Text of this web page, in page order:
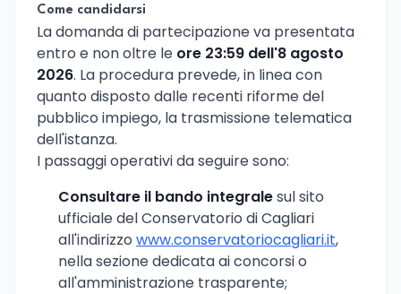
Come candidarsi
La domanda di partecipazione va presentata
entro e non oltre le ore 23:59 dell'8 agosto
2026. La procedura prevede, in linea con
quanto disposto dalle recenti riforme del
pubblico impiego, la trasmissione telematica
dell'istanza.
I passaggi operativi da seguire sono:
Consultare il bando integralesul sito
ufficiale del Conservatorio di Cagliari
all'indirizzo www.conservatoriocagliari.it,
nella sezione dedicata ai concorsi o
all'amministrazione trasparente;